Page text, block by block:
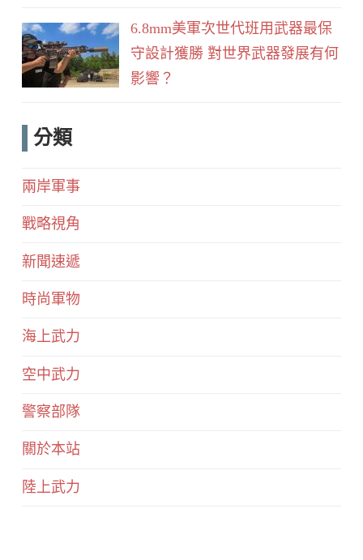
6.8mm美軍次世代班用武器最保
守設計獲勝 對世界武器發展有何
影響？
分類
兩岸軍事
戰略視角
新聞速遞
時尚軍物
海上武力
空中武力
警察部隊
關於本站
陸上武力